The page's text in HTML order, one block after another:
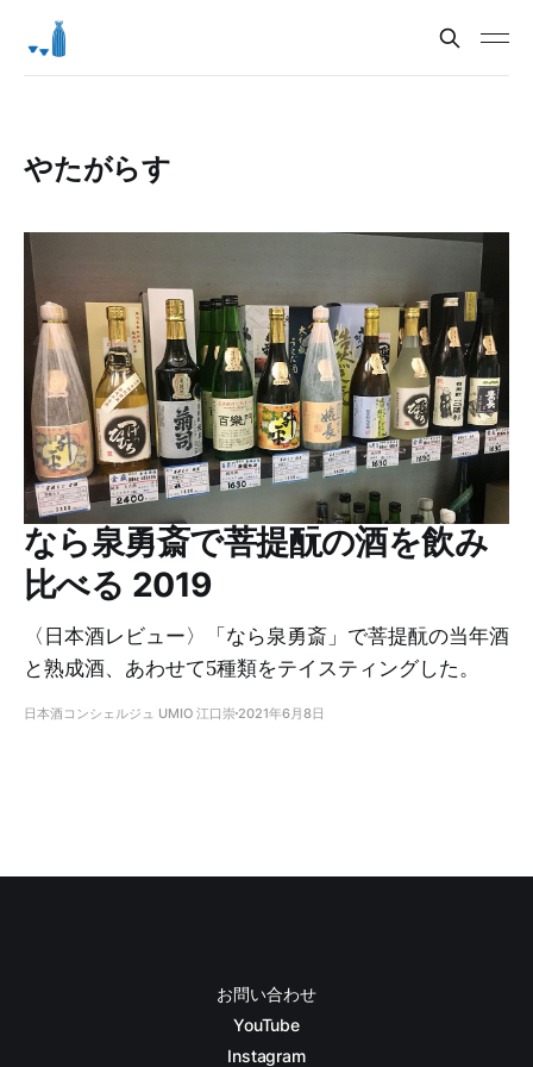
やたがらす
なら泉勇斎で菩提酛の酒を飲み
比べる 2019
〈日本酒レビュー〉「なら泉勇斎」で菩提酛の当年酒
と熟成酒、あわせて5種類をテイスティングした。
日本酒コンシェルジュ UMIO 江口崇 2021年6月8日
お問い合わせ
YouTube
Instagram